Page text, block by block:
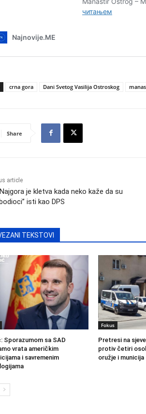
crna gora Dani Svetog Vasilija Ostroskog
Share
article
je kletva kada neko kaže da su
isti kao DPS
TEKSTOVI
Sporazumom sa SAD
vrata američkim
i savremenim
Fokus
Pretresi na
protiv četiri
oružje i municija